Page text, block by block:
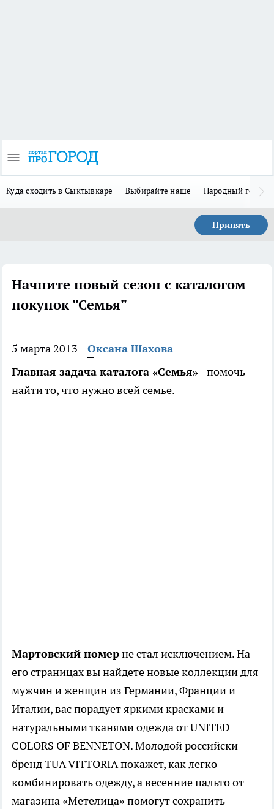
Куда сходить в Сыктывкаре Выбирайте наше Народный герой
Принять
Начните новый сезон с каталогом
покупок "Семья"
5 марта 2013
Оксана Шахова
Главная задача каталога «Семья» - помочь
найти то, что нужно всей семье.
Мартовский номерне стал исключением. На
его страницах вы найдете новые коллекции для
мужчин и женщин из Германии, Франции и
Италии, вас порадует яркими красками и
натуральными тканями одежда от UNITED
COLORS OF BENNETON. Молодой российски
бренд TUA VITTORIA покажет, как легко
комбинировать одежду, а весенние пальто от
магазина «Метелица» помогут сохранить